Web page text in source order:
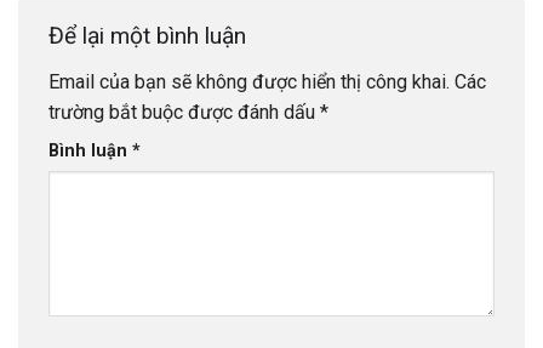
Để lại một bình luận
Email của bạn sẽ không được hiển thị công khai. Các
trường bắt buộc được đánh dấu *
Bình luận *